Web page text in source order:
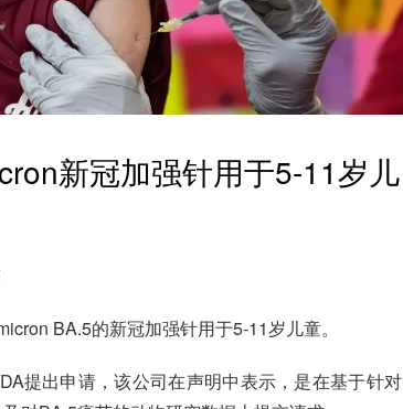
新冠加强针用于5-11岁儿
BA.5的新冠加强针用于5-11岁儿童。
提出申请，该公司在声明中表示，是在基于针对